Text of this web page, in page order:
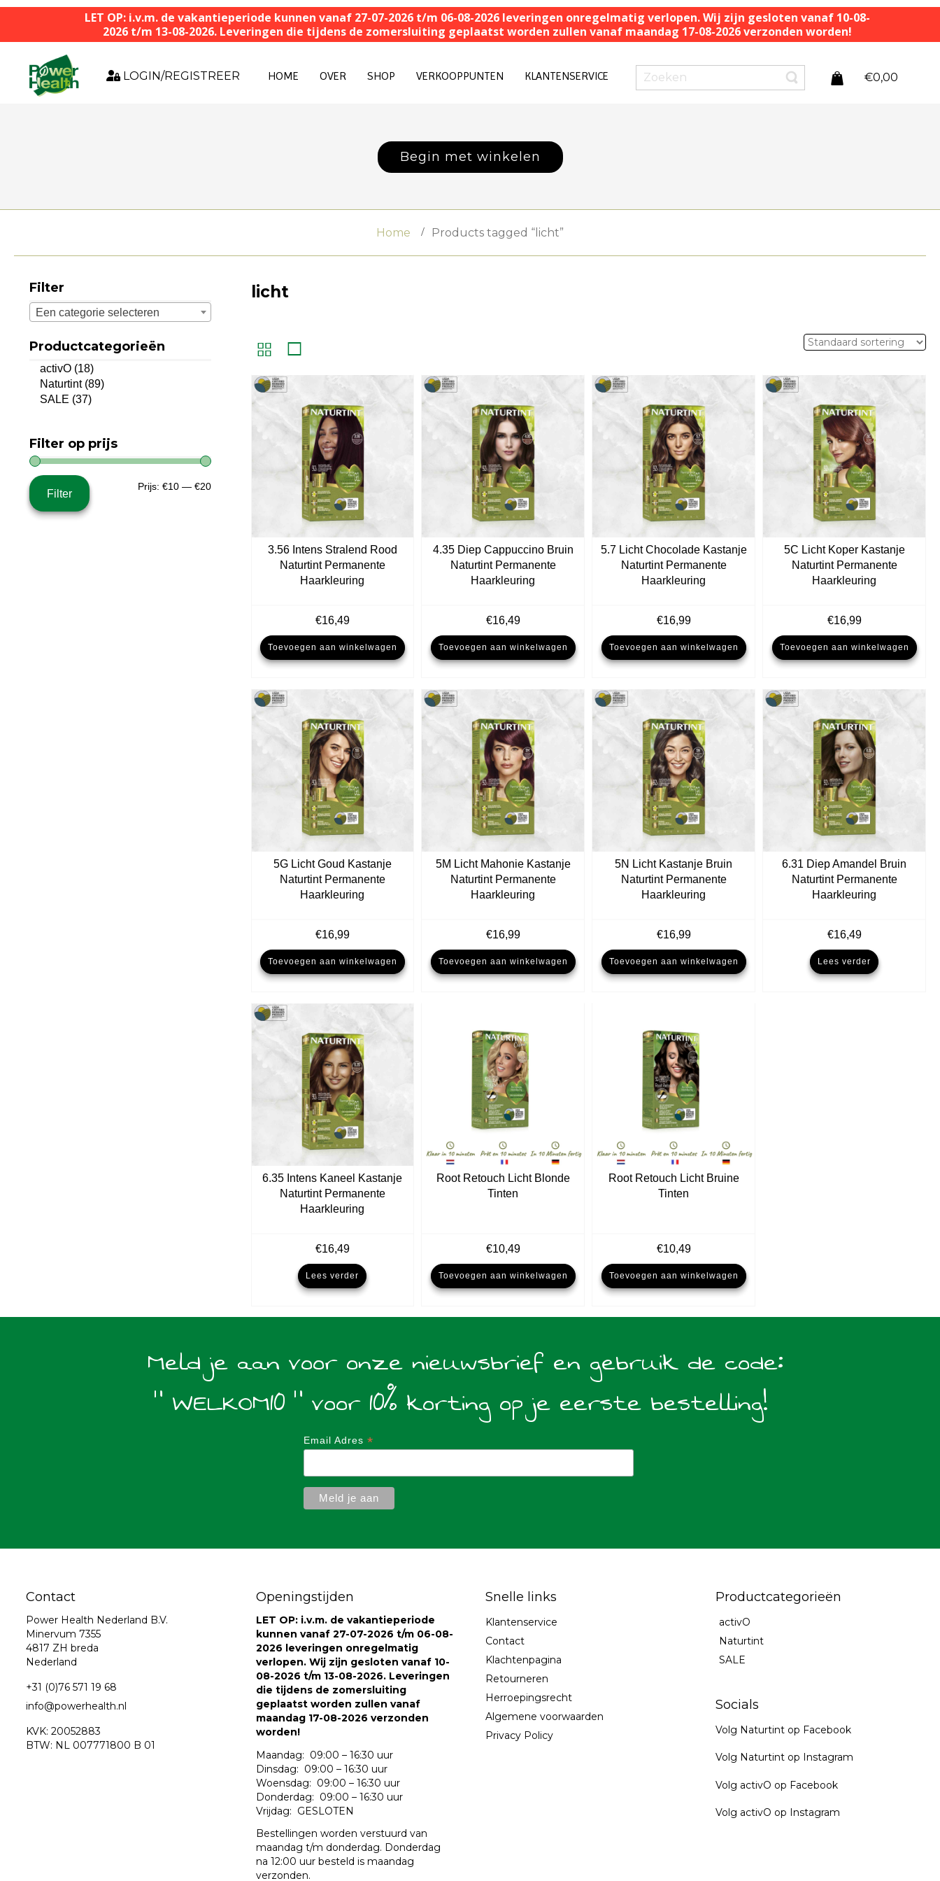
LET OP: i.v.m. de vakantieperiode kunnen vanaf 27-07-2026 t/m 06-08-2026 leveringen onregelmatig verlopen. Wij zijn gesloten vanaf 10-08-
2026 t/m 13-08-2026. Leveringen die tijdens de zomersluiting geplaatst worden zullen vanaf maandag 17-08-2026 verzonden worden!
LOGIN/REGISTREER HOME OVER SHOP VERKOOPPUNTEN KLANTENSERVICE €0,00
Begin met winkelen
Home Products tagged “licht”
Filter
Een categorie selecteren
Productcategorieën
activO (18)
Naturtint (89)
SALE (37)
Filter op prijs
Min.
Max.
Filter
Prijs: €10— €20
licht
3.56 Intens Stralend Rood
Naturtint Permanente
Haarkleuring
€16,49
Toevoegen aan winkelwagen
4.35 Diep Cappuccino Bruin
Naturtint Permanente
Haarkleuring
€16,49
Toevoegen aan winkelwagen
5.7 Licht Chocolade Kastanje
Naturtint Permanente
Haarkleuring
€16,99
Toevoegen aan winkelwagen
5C Licht Koper Kastanje
Naturtint Permanente
Haarkleuring
€16,99
Toevoegen aan winkelwagen
5G Licht Goud Kastanje
Naturtint Permanente
Haarkleuring
€16,99
Toevoegen aan winkelwagen
5M Licht Mahonie Kastanje
Naturtint Permanente
Haarkleuring
€16,99
Toevoegen aan winkelwagen
5N Licht Kastanje Bruin
Naturtint Permanente
Haarkleuring
€16,99
Toevoegen aan winkelwagen
6.31 Diep Amandel Bruin
Naturtint Permanente
Haarkleuring
€16,49
Lees verder
6.35 Intens Kaneel Kastanje
Naturtint Permanente
Haarkleuring
€16,49
Lees verder
Root Retouch Licht Blonde
Tinten
€10,49
Toevoegen aan winkelwagen
Root Retouch Licht Bruine
Tinten
€10,49
Toevoegen aan winkelwagen
Meld je aan voor onze nieuwsbrief en gebruik de code:
" WELKOM10 " voor 10% korting op je eerste bestelling!
Email Adres *
Contact
Power Health Nederland B.V.
Minervum 7355
4817 ZH breda
Nederland
+31 (0)76 571 19 68
info@powerhealth.nl
KVK: 20052883
BTW: NL 007771800 B 01
Openingstijden
LET OP: i.v.m. de vakantieperiode
kunnen vanaf 27-07-2026 t/m 06-08-
2026 leveringen onregelmatig
verlopen. Wij zijn gesloten vanaf 10-
08-2026 t/m 13-08-2026. Leveringen
die tijdens de zomersluiting
geplaatst worden zullen vanaf
maandag 17-08-2026 verzonden
worden!
Maandag: 09:00 – 16:30 uur
Dinsdag: 09:00 – 16:30 uur
Woensdag: 09:00 – 16:30 uur
Donderdag: 09:00 – 16:30 uur
Vrijdag: GESLOTEN
Bestellingen worden verstuurd van
maandag t/m donderdag. Donderdag
na 12:00 uur besteld is maandag
verzonden.
Snelle links
Klantenservice
Contact
Klachtenpagina
Retourneren
Herroepingsrecht
Algemene voorwaarden
Privacy Policy
Productcategorieën
activO
Naturtint
SALE
Socials
Volg Naturtint op Facebook
Volg Naturtint op Instagram
Volg activO op Facebook
Volg activO op Instagram